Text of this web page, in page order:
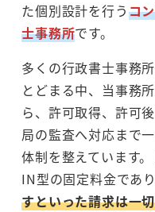
た個別設計を行うコ
士事務所です。
多くの行政書士事務
とどまる中、当事務
ら、許可取得、許可
局の監査へ対応まで
体制を整えています
IN型の固定料金であり
すといった請求は一